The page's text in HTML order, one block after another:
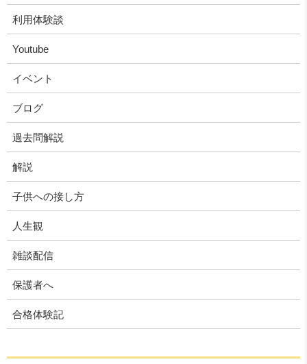
利用体験談
Youtube
イベント
ブログ
過去問解説
解説
子供への接し方
人生観
雑談配信
保護者へ
合格体験記